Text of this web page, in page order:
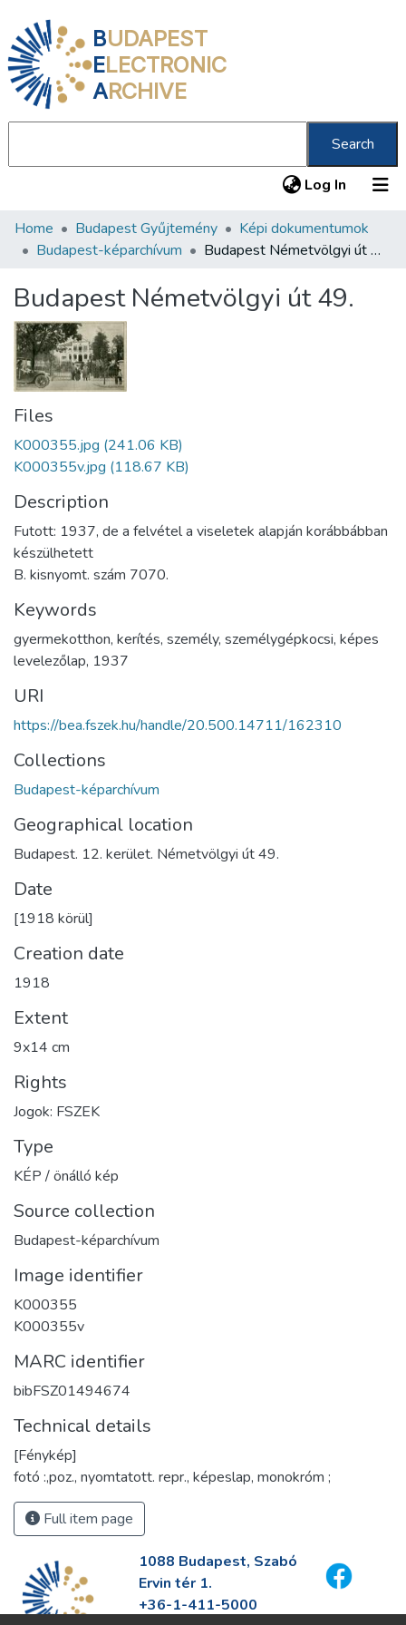
BUDAPEST
ELECTRONIC
ARCHIVE
Search
Log In (current)
Communities & Collections
Statistics
About us
Home Budapest Gyűjtemény
Képi dokumentumok
Budapest-képarchívum
Budapest Németvölgyi út 49.
Budapest Németvölgyi út 49.
Files
K000355.jpg (241.06 KB)
K000355v.jpg (118.67 KB)
Description
Futott: 1937, de a felvétel a viseletek alapján korábbábban
készülhetett
B. kisnyomt. szám 7070.
Keywords
gyermekotthon, kerítés, személy, személygépkocsi, képes
levelezőlap, 1937
URI
https://bea.fszek.hu/handle/20.500.14711/162310
Collections
Budapest-képarchívum
Geographical location
Budapest. 12. kerület. Németvölgyi út 49.
Date
[1918 körül]
Creation date
1918
Extent
9x14 cm
Rights
Jogok: FSZEK
Type
KÉP / önálló kép
Source collection
Budapest-képarchívum
Image identifier
K000355
K000355v
MARC identifier
bibFSZ01494674
Technical details
[Fénykép]
fotó :,poz., nyomtatott. repr., képeslap, monokróm ;
Full item page
1088 Budapest, Szabó
Ervin tér 1.
+36-1-411-5000